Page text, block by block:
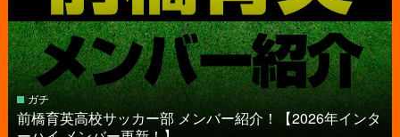
ガチ
前橋育英高校サッカー部 メンバー紹介！【2026年インタ